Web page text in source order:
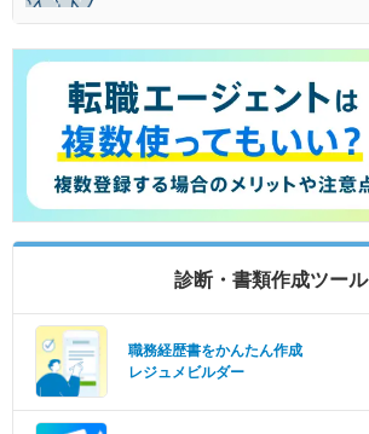
診断・書類作成ツール
職務経歴書をかんたん作成
レジュメビルダー